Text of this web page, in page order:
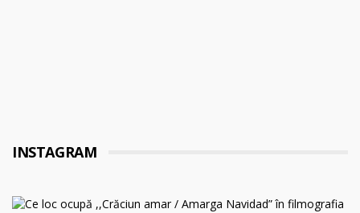
INSTAGRAM